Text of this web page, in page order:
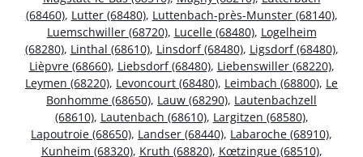
(68460), Lutter (68480), Luttenbach-près-Munster (68140),
Luemschwiller (68720), Lucelle (68480), Logelheim
(68280), Linthal (68610), Linsdorf (68480), Ligsdorf (68480),
Lièpvre (68660), Liebsdorf (68480), Liebenswiller (68220),
Leymen (68220), Levoncourt (68480), Leimbach (68800), Le
Bonhomme (68650), Lauw (68290), Lautenbachzell
(68610), Lautenbach (68610), Largitzen (68580),
Lapoutroie (68650), Landser (68440), Labaroche (68910),
Kunheim (68320), Kruth (68820), Kœtzingue (68510),